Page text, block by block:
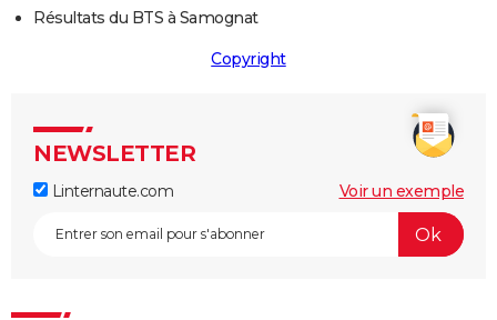
Résultats du BTS à Samognat
Copyright
NEWSLETTER
Linternaute.com Voir un exemple